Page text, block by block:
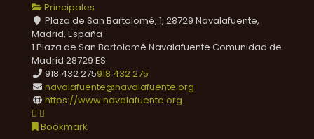
Principales
Plaza de San Bartolomé, 1, 28729 Navalafuente,
Madrid, España
1 Plaza de San Bartolomé Navalafuente Comunidad de
Madrid 28729 ES
918 432 275918 432 275
navalafuente@navalafuente.org
https://www.navalafuente.org
Bookmark